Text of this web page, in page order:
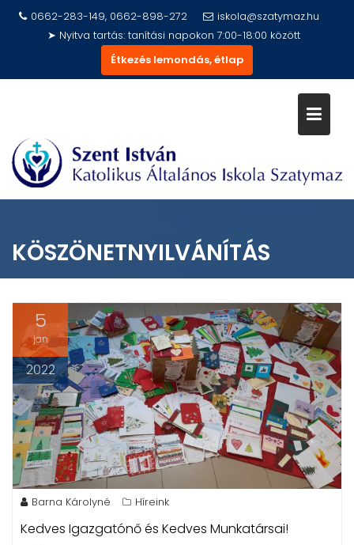
0662-283-149, 0662-898-272
iskola@szatymaz.hu
➤ Nyitva tartás: tanítási napokon 7:00-18:00 között
Étkezés lemondás, étlap
KÖSZÖNETNYILVÁNÍTÁS
5
jan
2022
Barna Károlyné Híreink
Kedves Igazgatónő és Kedves Munkatársai!